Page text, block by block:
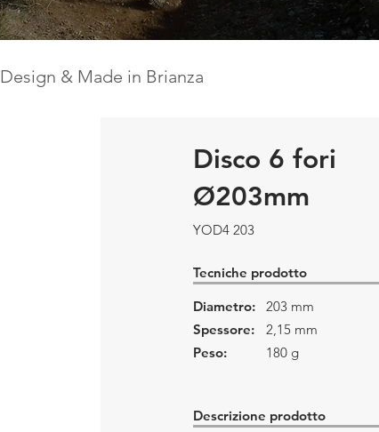
Design & Made in Brianza
Disco 6 fori
Ø203mm
YOD4 203
Tecniche prodotto
Diametro:
203 mm
Spessore:
2,15 mm
Peso:
180 g
Descrizione prodotto